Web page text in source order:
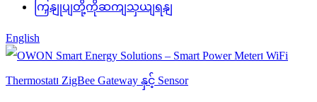
ကြှနျုပျတို့ကိုဆကျသှယျရနျ
English